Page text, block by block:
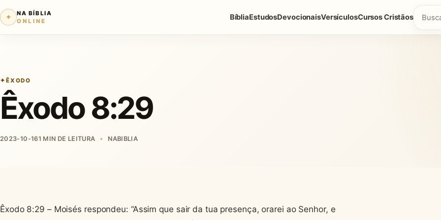
✦
NA BÍBLIA
ONLINE
BíbliaEstudosDevocionaisVersículosCursos Cristãos
ÊXODO
Êxodo 8:29
2023-10-161 MIN DE LEITURA NABIBLIA
Êxodo 8:29 – Moisés respondeu: “Assim que sair da tua presença, orarei ao Senhor, e